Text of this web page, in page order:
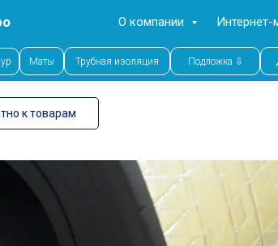
О компании Интернет-
Маты Трубная изоляция Подложка ⇩
к товарам